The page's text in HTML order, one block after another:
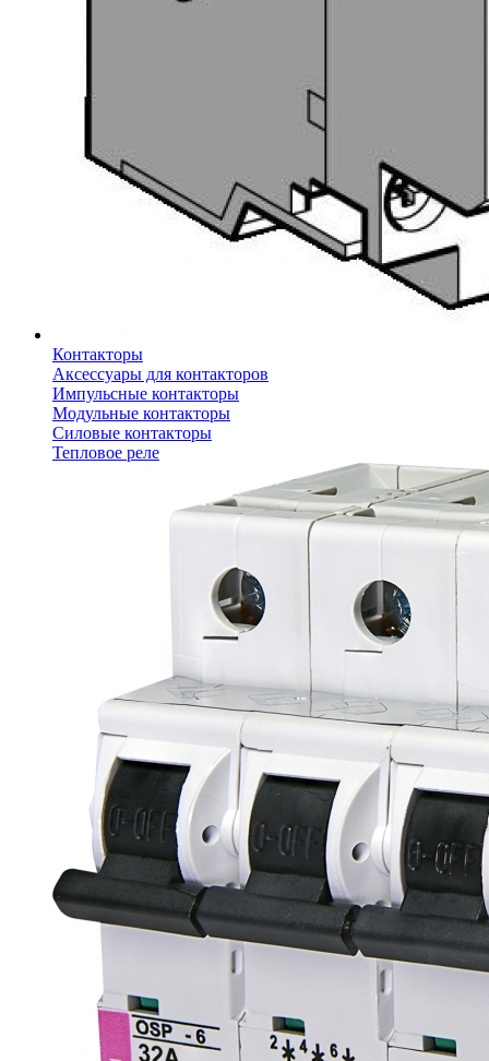
Контакторы
Аксессуары для контакторов
Импульсные контакторы
Модульные контакторы
Силовые контакторы
Тепловое реле